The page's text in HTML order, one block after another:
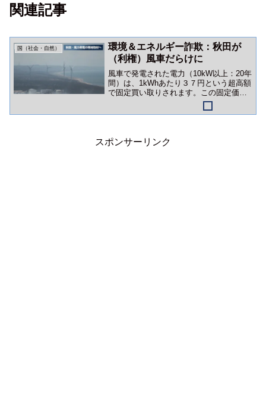
関連記事
国（社会・自然）
環境＆エネルギー詐欺：秋田が
（利権）風車だらけに
風車で発電された電力（10kW以上：20年
間）は、1kWhあたり３７円という超高額
で固定買い取りされます。この固定価格
買取制度（FIT）があるおかげで、風力発
電は利権化。もちろん私たちが負担する
スポンサーリンク